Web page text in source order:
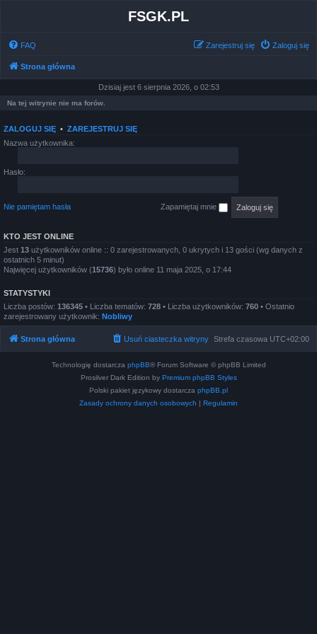
FSGK.PL
FAQ Zaloguj się
Zarejestruj się
Strona główna
Dzisiaj jest 6 sierpnia 2026, o 02:53
Na tej witrynie nie ma forów.
ZALOGUJ SIĘ • ZAREJESTRUJ SIĘ
Nazwa użytkownika:
Hasło:
Nie pamiętam hasła Zapamiętaj mnie
KTO JEST ONLINE
Jest 13 użytkowników online :: 0 zarejestrowanych, 0 ukrytych i 13 gości (wg danych z
ostatnich 5 minut)
Najwięcej użytkowników (15736) było online 11 maja 2025, o 17:44
STATYSTYKI
Liczba postów: 136345 • Liczba tematów: 728 • Liczba użytkowników: 760 • Ostatnio
zarejestrowany użytkownik: Nobliwy
Strona główna Strefa czasowa UTC+02:00
Usuń ciasteczka witryny
Technologię dostarcza phpBB® Forum Software © phpBB Limited
Prosilver Dark Edition by Premium phpBB Styles
Polski pakiet językowy dostarcza phpBB.pl
Zasady ochrony danych osobowych | Regulamin